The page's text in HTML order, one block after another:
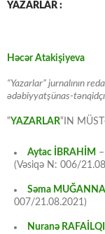
YAZARLAR :
Həcər Atakişiyeva
“Yazarlar” jurnalının
ədəbiyyatşünas-tənqidçı
“YAZARLAR“IN
Aytac İBRAHİM
(Vəsiqə N: 006/
Səma MUĞANNA
007/21.08.2021)
Nuranə